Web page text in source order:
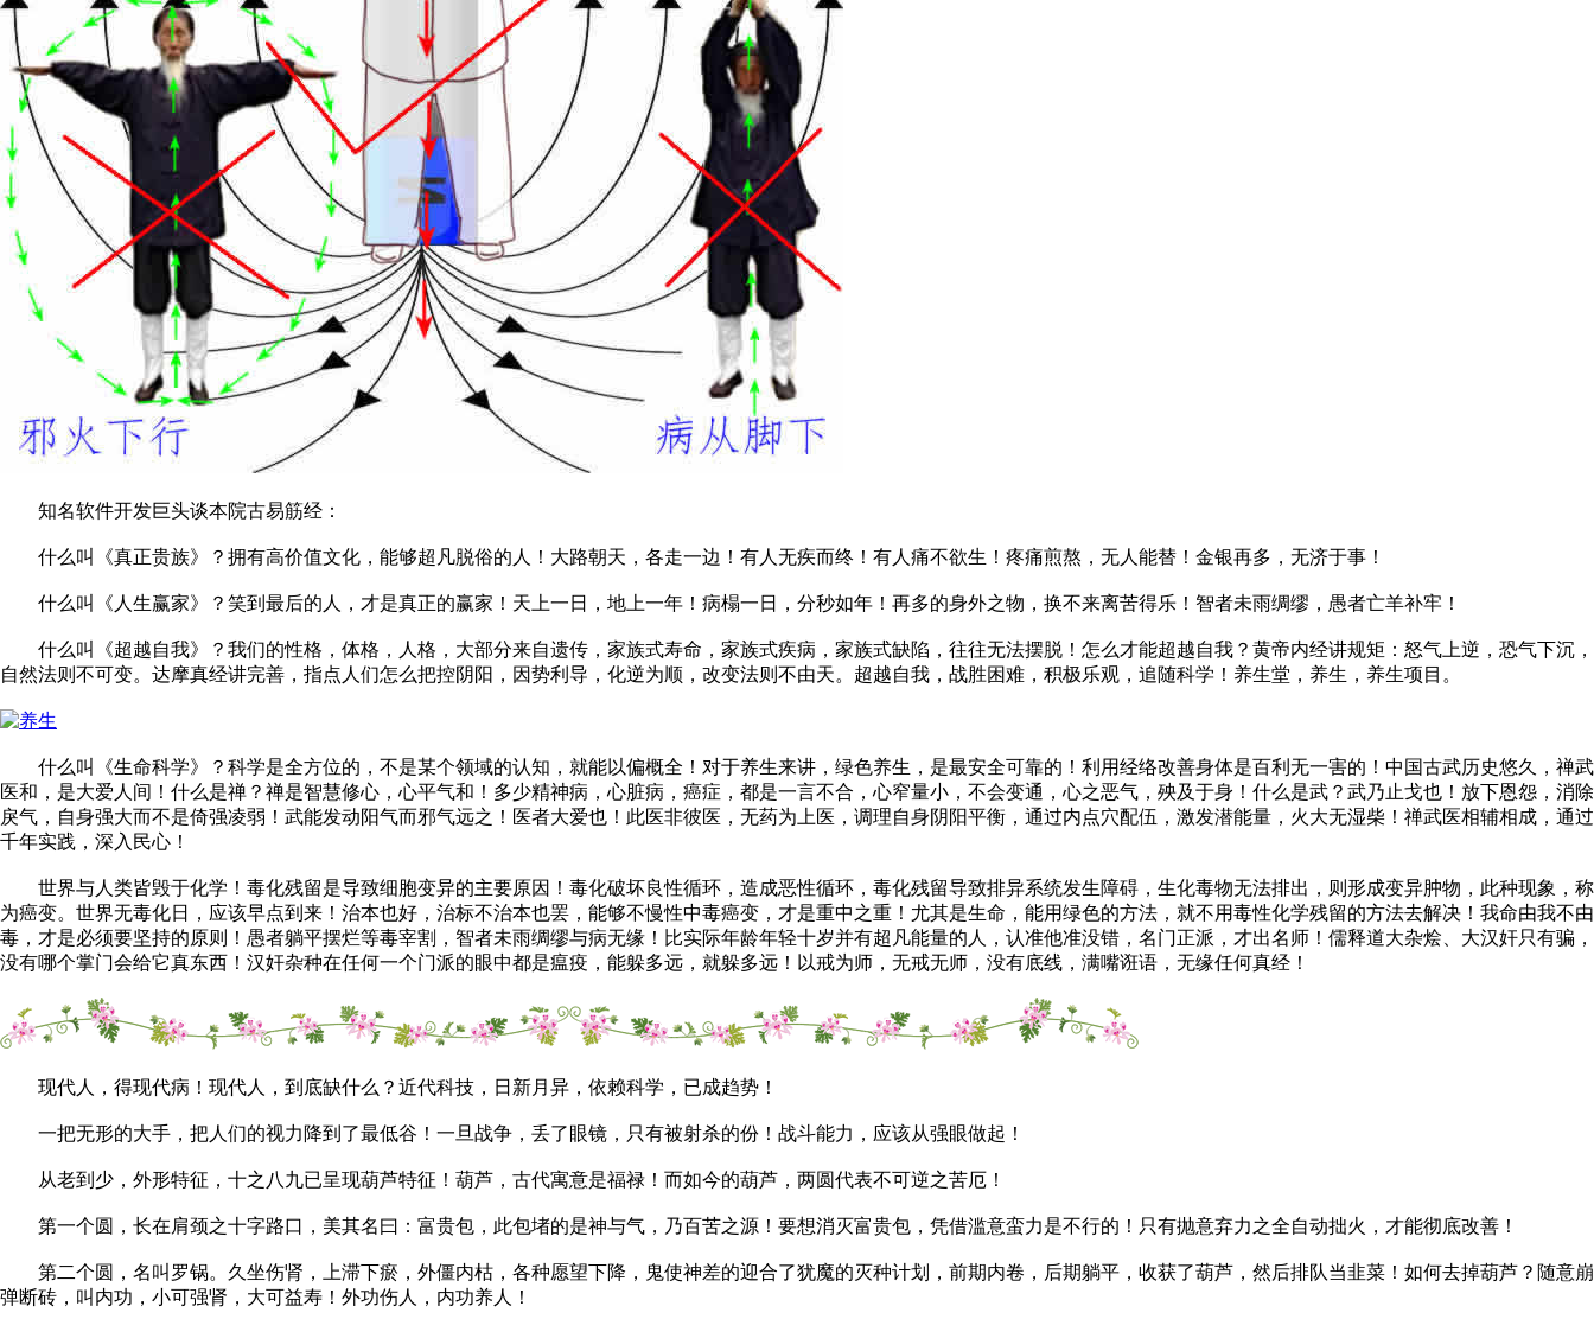
知名软件开发巨头谈本院古易筋经：
什么叫《真正贵族》？拥有高价值文化，能够超凡脱俗的人！大路朝天，各走一边！有人无疾而终！有人痛不欲生！疼痛煎熬，无人能替！金银再多，无济于事！
什么叫《人生赢家》？笑到最后的人，才是真正的赢家！天上一日，地上一年！病榻一日，分秒如年！再多的身外之物，换不来离苦得乐！智者未雨绸缪，愚者亡羊补牢！
什么叫《超越自我》？我们的性格，体格，人格，大部分来自遗传，家族式寿命，家族式疾病，家族式缺陷，往往无法摆脱！怎么才能超越自我？黄帝内经讲规矩：怒气上逆，恐气下沉，
自然法则不可变。达摩真经讲完善，指点人们怎么把控阴阳，因势利导，化逆为顺，改变法则不由天。超越自我，战胜困难，积极乐观，追随科学！养生堂，养生，养生项目。
什么叫《生命科学》？科学是全方位的，不是某个领域的认知，就能以偏概全！对于养生来讲，绿色养生，是最安全可靠的！利用经络改善身体是百利无一害的！中国古武历史悠久，禅武
医和，是大爱人间！什么是禅？禅是智慧修心，心平气和！多少精神病，心脏病，癌症，都是一言不合，心窄量小，不会变通，心之恶气，殃及于身！什么是武？武乃止戈也！放下恩怨，消除
戾气，自身强大而不是倚强凌弱！武能发动阳气而邪气远之！医者大爱也！此医非彼医，无药为上医，调理自身阴阳平衡，通过内点穴配伍，激发潜能量，火大无湿柴！禅武医相辅相成，通过
千年实践，深入民心！
世界与人类皆毁于化学！毒化残留是导致细胞变异的主要原因！毒化破坏良性循环，造成恶性循环，毒化残留导致排异系统发生障碍，生化毒物无法排出，则形成变异肿物，此种现象，称
为癌变。世界无毒化日，应该早点到来！治本也好，治标不治本也罢，能够不慢性中毒癌变，才是重中之重！尤其是生命，能用绿色的方法，就不用毒性化学残留的方法去解决！我命由我不由
毒，才是必须要坚持的原则！愚者躺平摆烂等毒宰割，智者未雨绸缪与病无缘！比实际年龄年轻十岁并有超凡能量的人，认准他准没错，名门正派，才出名师！儒释道大杂烩、大汉奸只有骗，
没有哪个掌门会给它真东西！汉奸杂种在任何一个门派的眼中都是瘟疫，能躲多远，就躲多远！以戒为师，无戒无师，没有底线，满嘴诳语，无缘任何真经！
现代人，得现代病！现代人，到底缺什么？近代科技，日新月异，依赖科学，已成趋势！
一把无形的大手，把人们的视力降到了最低谷！一旦战争，丢了眼镜，只有被射杀的份！战斗能力，应该从强眼做起！
从老到少，外形特征，十之八九已呈现葫芦特征！葫芦，古代寓意是福禄！而如今的葫芦，两圆代表不可逆之苦厄！
第一个圆，长在肩颈之十字路口，美其名曰：富贵包，此包堵的是神与气，乃百苦之源！要想消灭富贵包，凭借滥意蛮力是不行的！只有抛意弃力之全自动拙火，才能彻底改善！
第二个圆，名叫罗锅。久坐伤肾，上滞下瘀，外僵内枯，各种愿望下降，鬼使神差的迎合了犹魔的灭种计划，前期内卷，后期躺平，收获了葫芦，然后排队当韭菜！如何去掉葫芦？随意崩
弹断砖，叫内功，小可强肾，大可益寿！外功伤人，内功养人！